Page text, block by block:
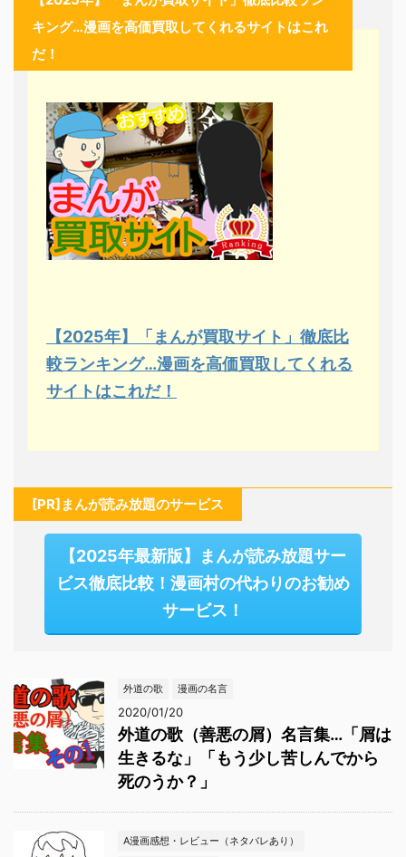
キング…漫画を高価買取してくれるサイトはこれ
だ！
【2025年】「まんが買取サイト」徹底比
較ランキング…漫画を高価買取してくれる
サイトはこれだ！
[PR]まんが読み放題のサービス
【2025年最新版】まんが読み放題サー
ビス徹底比較！漫画村の代わりのお勧め
サービス！
外道の歌 漫画の名言
2020/01/20
外道の歌（善悪の屑）名言集…「屑は
生きるな」「もう少し苦しんでから
死のうか？」
A漫画感想・レビュー（ネタバレあり）